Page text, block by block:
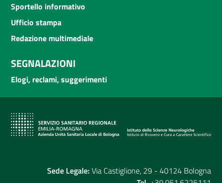
Sportello informativo
Ufficio stampa
Redazione multimediale
SEGNALAZIONI
Elogi, reclami, suggerimenti
Sede Legale: Via Castiglione, 29 - 40124 Bologna